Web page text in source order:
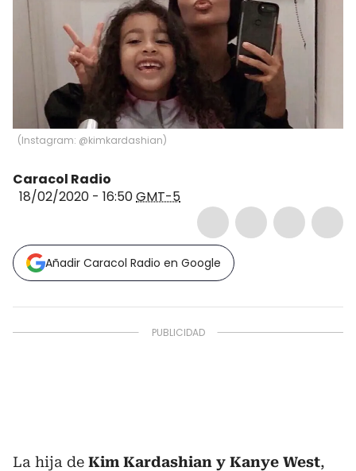
(Instagram: @kimkardashian)
Caracol Radio
18/02/2020 - 16:50GMT-5
Añadir Caracol Radio en Google
La hija de Kim Kardashian y Kanye West,